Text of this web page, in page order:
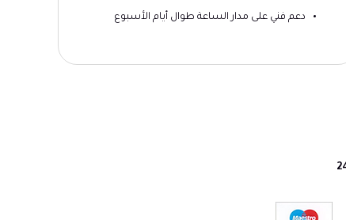
دعم فني على مدار الساعة طوال أيام الأسبوع